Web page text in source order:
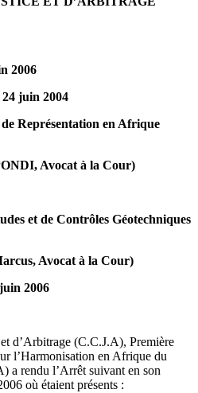
2006
juin 2004
Représentation en Afrique
Avocat à la Cour)
et de Contrôles Géotechniques
Avocat à la Cour)
2006
d’Arbitrage (C.C.J.A), Première
l’Harmonisation en Afrique du
rendu l’Arrêt suivant en son
où étaient présents :